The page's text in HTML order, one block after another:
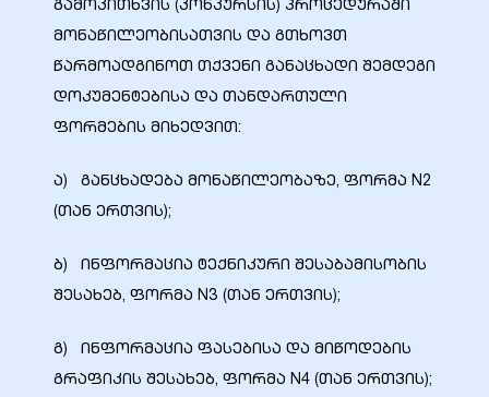
გამოკითხვის (კონკურსის) პროცედურაში
მონაწილეობისათვის და გთხოვთ
წარმოადგინოთ თქვენი განაცხადი შემდეგი
დოკუმენტებისა და თანდართული
ფორმების მიხედვით:
ა) განცხადება მონაწილეობაზე, ფორმა N2
(თან ერთვის);
ბ) ინფორმაცია ტექნიკური შესაბამისობის
შესახებ, ფორმა N3 (თან ერთვის);
გ) ინფორმაცია ფასებისა და მიწოდების
გრაფიკის შესახებ, ფორმა N4 (თან ერთვის);